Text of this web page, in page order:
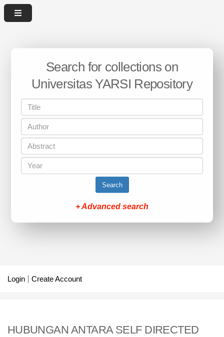
Search for collections on
Universitas YARSI Repository
Search
+ Advanced search
Login Create Account
HUBUNGAN ANTARA SELF DIRECTED